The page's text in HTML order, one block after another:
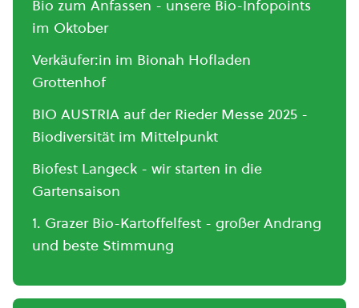
Bio zum Anfassen - unsere Bio-Infopoints
im Oktober
Verkäufer:in im Bionah Hofladen
Grottenhof
BIO AUSTRIA auf der Rieder Messe 2025 -
Biodiversität im Mittelpunkt
Biofest Langeck - wir starten in die
Gartensaison
1. Grazer Bio-Kartoffelfest - großer Andrang
und beste Stimmung